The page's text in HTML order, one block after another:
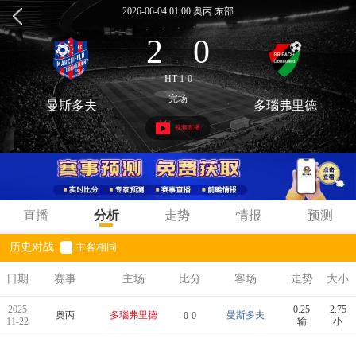
2026-06-04 01:00 奥丙 东部
2 : 0
HT 1-0
曼斯多夫 完场 多瑙弗里德
视频直播
直播 分析 走势 情报 预测
历史对战 主客相同
日期 赛事 主场 比分 客场 走势 大小
2025
11-22
奥丙 多瑙弗里德 0-0 曼斯多夫
0.25
输
2.75
小